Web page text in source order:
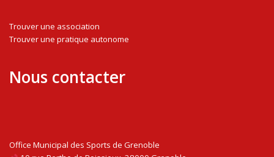
Trouver une association
Trouver une pratique autonome
Nous contacter
Office Municipal des Sports de Grenoble